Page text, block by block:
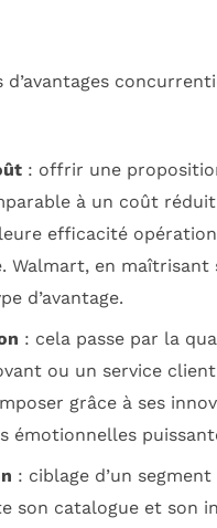
: offrir une
à un coût
efficacité
Walmart, en maîtrisant
d’avantage.
: cela passe par la
ou un service client
grâce à ses
émotionnelles
: ciblage d’un
son catalogue et son